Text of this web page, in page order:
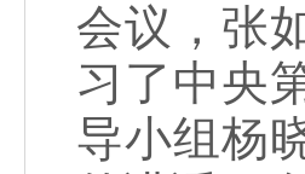
会议，张
习了中央
导小组杨